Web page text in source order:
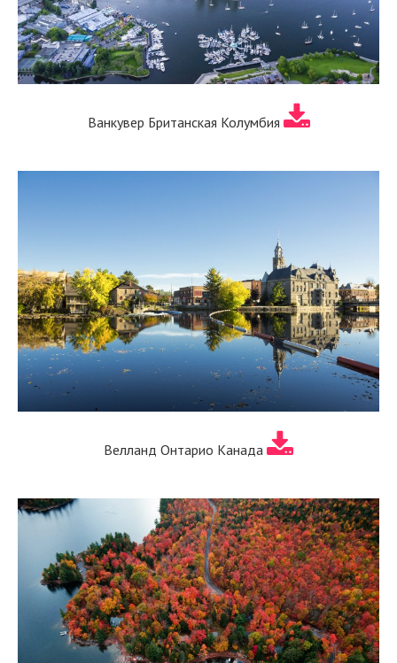
Ванкувер Британская Колумбия
Велланд Онтарио Канада